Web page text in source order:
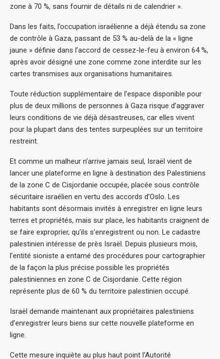
zone à 70 %, sans fournir de détails ni de calendrier ».
Dans les faits, l’occupation israélienne a déjà étendu sa zone
de contrôle à Gaza, passant de 53 % au-delà de la « ligne
jaune » définie dans l’accord de cessez-le-feu à environ 64 %,
après avoir désigné une zone comme zone interdite sur les
cartes transmises aux organisations humanitaires.
Toute réduction supplémentaire de l’espace disponible pour
plus de deux millions de personnes à Gaza risque d’aggraver
leurs conditions de vie déjà désastreuses, car elles vivent
pour la plupart dans des tentes surpeuplées sur un territoire
restreint.
Et comme un malheur n’arrive jamais seul, Israël vient de
lancer une plateforme en ligne à destination des Palestiniens
de la zone C de Cisjordanie occupée, placée sous contrôle
sécuritaire israélien en vertu des accords d’Oslo. Les
habitants sont désormais invités à enregistrer en ligne leurs
terres et propriétés, mais sur place, les habitants craignent de
se faire exproprier, qu’ils s’enregistrent ou non. Le cadastre
palestinien intéresse de près Israël. Depuis plusieurs mois,
l’entité sioniste a entamé des procédures pour cartographier
de la façon la plus précise possible les propriétés
palestiniennes en zone C de Cisjordanie. Cette région
représente plus de 60 % du territoire palestinien occupé.
Israël demande maintenant aux propriétaires palestiniens
d’enregistrer leurs biens sur cette nouvelle plateforme en
ligne.
Cette mesure inquiète au plus haut point l’Autorité